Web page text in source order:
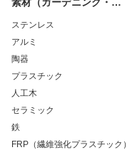
ステンレス
アルミ
陶器
プラスチック
人工木
セラミック
鉄
FRP（繊維強化プラスチック）